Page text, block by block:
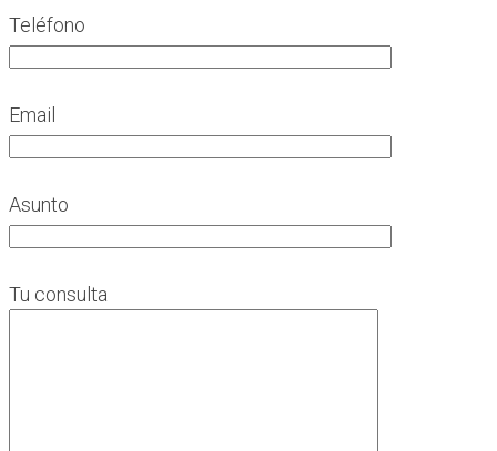
Teléfono
Email
Asunto
Tu consulta